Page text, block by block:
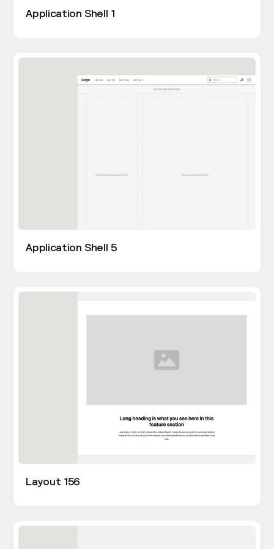
Application Shell 1
Application Shell 5
Layout 156